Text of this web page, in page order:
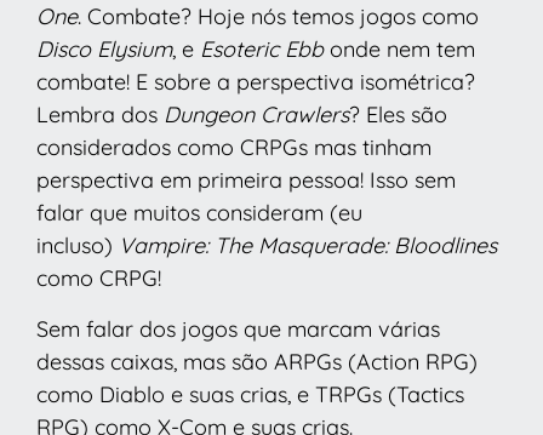
One. Combate? Hoje nós temos jogos como
Disco Elysium, e Esoteric Ebbonde nem tem
combate! E sobre a perspectiva isométrica?
Lembra dos Dungeon Crawlers? Eles são
considerados como CRPGs mas tinham
perspectiva em primeira pessoa! Isso sem
falar que muitos consideram (eu
incluso) Vampire: The Masquerade: Bloodlines
como CRPG!
Sem falar dos jogos que marcam várias
dessas caixas, mas são ARPGs (Action RPG)
como Diablo e suas crias, e TRPGs (Tactics
RPG) como X-Com e suas crias.